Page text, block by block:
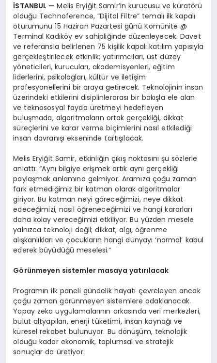
İSTANBUL —Melis Eryiğit Samir’in kurucusu ve küratörü
olduğu Technoference, “Dijital Filtre” temalı ilk kapalı
oturumunu 15 Haziran Pazartesi günü Komünite @
Terminal Kadıköy ev sahipliğinde düzenleyecek. Davet
ve referansla belirlenen 75 kişilik kapalı katılım yapısıyla
gerçekleştirilecek etkinlik; yatırımcıları, üst düzey
yöneticileri, kurucuları, akademisyenleri, eğitim
liderlerini, psikologları, kültür ve iletişim
profesyonellerini bir araya getirecek. Teknolojinin insan
üzerindeki etkilerini disiplinlerarası bir bakışla ele alan
ve teknososyal fayda üretmeyi hedefleyen
buluşmada, algoritmaların ortak gerçekliği, dikkat
süreçlerini ve karar verme biçimlerini nasıl etkilediği
insan davranışı ekseninde tartışılacak.
Melis Eryiğit Samir, etkinliğin çıkış noktasını şu sözlerle
anlattı: “Aynı bilgiye erişmek artık aynı gerçekliği
paylaşmak anlamına gelmiyor. Aramıza çoğu zaman
fark etmediğimiz bir katman olarak algoritmalar
giriyor. Bu katman neyi göreceğimizi, neye dikkat
edeceğimizi, nasıl öğreneceğimizi ve hangi kararları
daha kolay vereceğimizi etkiliyor. Bu yüzden mesele
yalnızca teknoloji değil; dikkat, algı, öğrenme
alışkanlıkları ve çocukların hangi dünyayı ‘normal’ kabul
ederek büyüdüğü meselesi.”
Görünmeyen sistemler masaya yatırılacak
Programın ilk paneli gündelik hayatı çevreleyen ancak
çoğu zaman görünmeyen sistemlere odaklanacak.
Yapay zeka uygulamalarının arkasında veri merkezleri,
bulut altyapıları, enerji tüketimi, insan kaynağı ve
küresel rekabet bulunuyor. Bu dönüşüm, teknolojik
olduğu kadar ekonomik, toplumsal ve stratejik
sonuçlar da üretiyor.